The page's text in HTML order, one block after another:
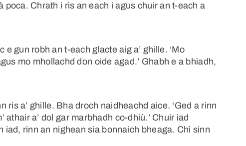
Chrath i ris an each i agus chuir an t-each a
gun robh an t-each glacte aig a’ ghille. ‘Mo
mo mhollachd don oide agad.’ Ghabh e a bhiadh,
a’ ghille. Bha droch naidheachd aice. ‘Ged a rinn
athair a’ dol gar marbhadh co-dhiù.’ Chuir iad
iad, rinn an nighean sia bonnaich bheaga. Chì sinn